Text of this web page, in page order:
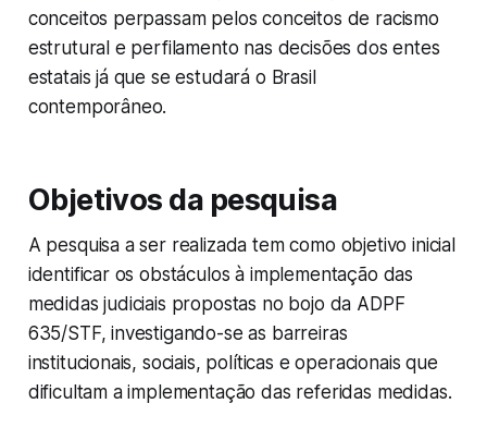
conceitos perpassam pelos conceitos de racismo
estrutural e perfilamento nas decisões dos entes
estatais já que se estudará o Brasil
contemporâneo.
Objetivos da pesquisa
A pesquisa a ser realizada tem como objetivo inicial
identificar os obstáculos à implementação das
medidas judiciais propostas no bojo da ADPF
635/STF, investigando-se as barreiras
institucionais, sociais, políticas e operacionais que
dificultam a implementação das referidas medidas.